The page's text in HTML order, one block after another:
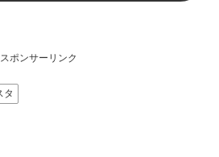
スポンサーリンク
タ